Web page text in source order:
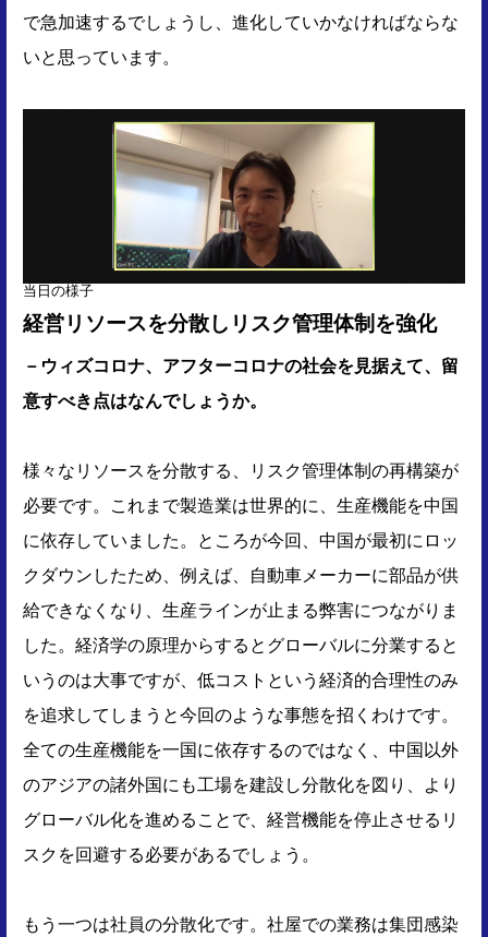
で急加速するでしょうし、進化していかなければならな
いと思っています。
当日の様子
経営リソースを分散しリスク管理体制を強化
－ウィズコロナ、アフターコロナの社会を見据えて、留
意すべき点はなんでしょうか。
様々なリソースを分散する、リスク管理体制の再構築が
必要です。これまで製造業は世界的に、生産機能を中国
に依存していました。ところが今回、中国が最初にロッ
クダウンしたため、例えば、自動車メーカーに部品が供
給できなくなり、生産ラインが止まる弊害につながりま
した。経済学の原理からするとグローバルに分業すると
いうのは大事ですが、低コストという経済的合理性のみ
を追求してしまうと今回のような事態を招くわけです。
全ての生産機能を一国に依存するのではなく、中国以外
のアジアの諸外国にも工場を建設し分散化を図り、より
グローバル化を進めることで、経営機能を停止させるリ
スクを回避する必要があるでしょう。
もう一つは社員の分散化です。社屋での業務は集団感染